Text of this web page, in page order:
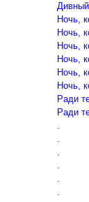
Ночь,
Ночь,
Ночь,
Ночь,
Ночь,
Ночь,
Ради
Ради
.
.
.
.
.
.